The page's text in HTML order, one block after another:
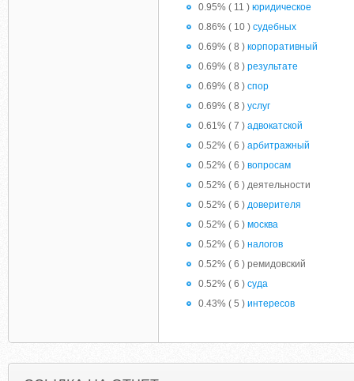
0.95% ( 11 ) юридическое
0.86% ( 10 ) судебных
0.69% ( 8 ) корпоративный
0.69% ( 8 ) результате
0.69% ( 8 ) спор
0.69% ( 8 ) услуг
0.61% ( 7 ) адвокатской
0.52% ( 6 ) арбитражный
0.52% ( 6 ) вопросам
0.52% ( 6 ) деятельности
0.52% ( 6 ) доверителя
0.52% ( 6 ) москва
0.52% ( 6 ) налогов
0.52% ( 6 ) ремидовский
0.52% ( 6 ) суда
0.43% ( 5 ) интересов